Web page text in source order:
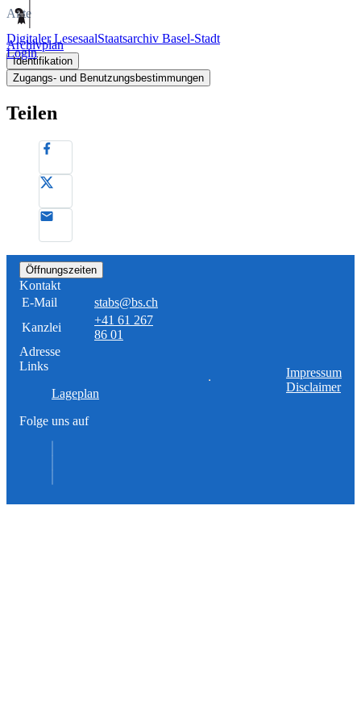
Digitaler LesesaalStaatsarchiv Basel-Stadt
Login
Akte
Archivplan
Identifikation
Zugangs- und Benutzungsbestimmungen
Teilen
Öffnungszeiten
Kontakt
E-Mail
stabs@bs.ch
Kanzlei
+41 61 267
86 01
Adresse
Links
Lageplan
Folge uns auf
Impressum
Disclaimer